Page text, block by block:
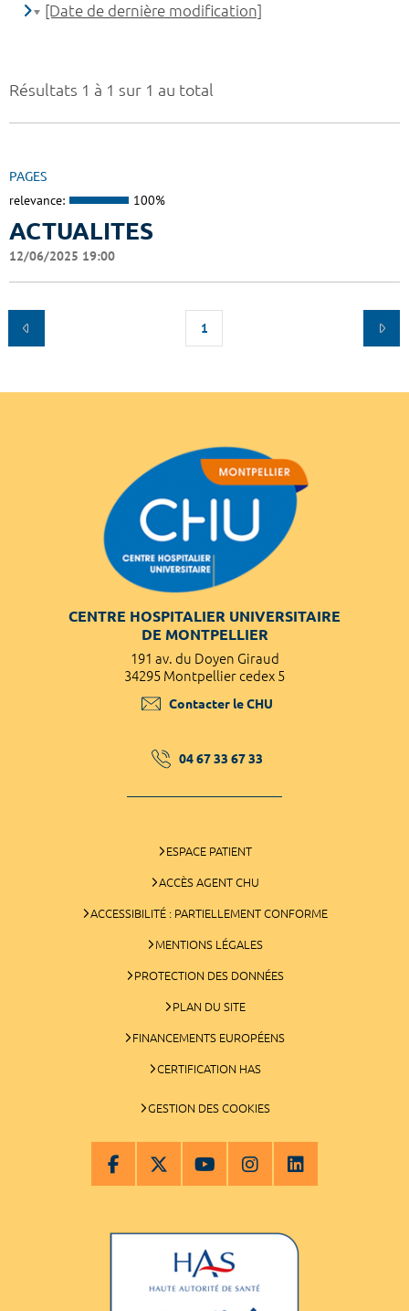
Résultats 1 à 1 sur 1 au total
PAGES
relevance: 100%
ACTUALITES
12/06/2025 19:00
1
[Date de dernière modification]
CENTRE HOSPITALIER UNIVERSITAIRE
DE MONTPELLIER
191 av. du Doyen Giraud
34295 Montpellier cedex 5
Contacter le CHU
04 67 33 67 33
ESPACE PATIENT
ACCÈS AGENT CHU
ACCESSIBILITÉ : PARTIELLEMENT CONFORME
MENTIONS LÉGALES
PROTECTION DES DONNÉES
PLAN DU SITE
FINANCEMENTS EUROPÉENS
CERTIFICATION HAS
GESTION DES COOKIES